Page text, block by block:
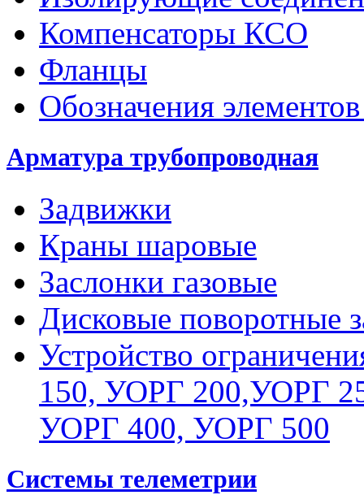
Компенсаторы КСО
Фланцы
Обозначения
Арматура трубопроводная
Задвижки
Краны шаровые
Заслонки газовые
Дисковые поворотные
Устройство
150, УОРГ 200,УОРГ
УОРГ 400, УОРГ 500
Системы телеметрии